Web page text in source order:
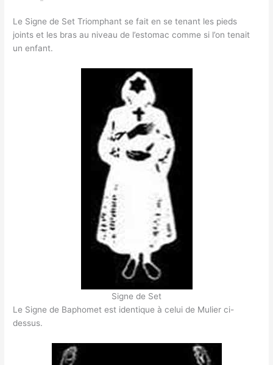
Le Signe de Set Triomphant se fait en se tenant les pieds
joints et les bras au niveau de l’estomac comme si l’on tenait
un enfant.
Signe de Set
Le Signe de Baphomet est identique à celui de Mulier ci-
dessus.